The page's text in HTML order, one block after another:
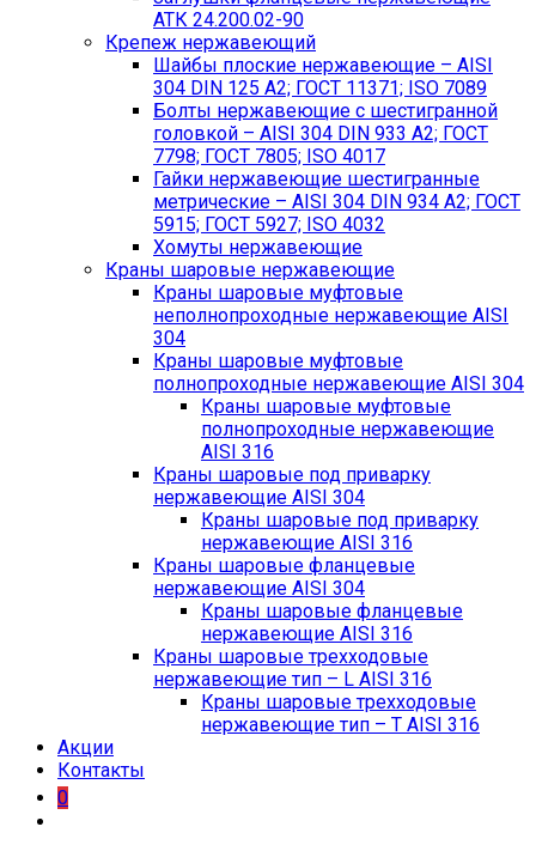
АТК 24.200.02-90
Крепеж нержавеющий
Шайбы плоские нержавеющие – AISI
304 DIN 125 A2; ГОСТ 11371; ISO 7089
Болты нержавеющие с шестигранной
головкой – AISI 304 DIN 933 A2; ГОСТ
7798; ГОСТ 7805; ISO 4017
Гайки нержавеющие шестигранные
метрические – AISI 304 DIN 934 А2; ГОСТ
5915; ГОСТ 5927; ISO 4032
Хомуты нержавеющие
Краны шаровые нержавеющие
Краны шаровые муфтовые
неполнопроходные нержавеющие AISI
304
Краны шаровые муфтовые
полнопроходные нержавеющие AISI 304
Краны шаровые муфтовые
полнопроходные нержавеющие
AISI 316
Краны шаровые под приварку
нержавеющие AISI 304
Краны шаровые под приварку
нержавеющие AISI 316
Краны шаровые фланцевые
нержавеющие AISI 304
Краны шаровые фланцевые
нержавеющие AISI 316
Краны шаровые трехходовые
нержавеющие тип – L AISI 316
Краны шаровые трехходовые
нержавеющие тип – T AISI 316
Акции
Контакты
0